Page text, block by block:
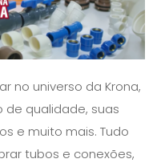
no universo da Krona,
de qualidade, suas
e muito mais. Tudo
tubos e conexões,